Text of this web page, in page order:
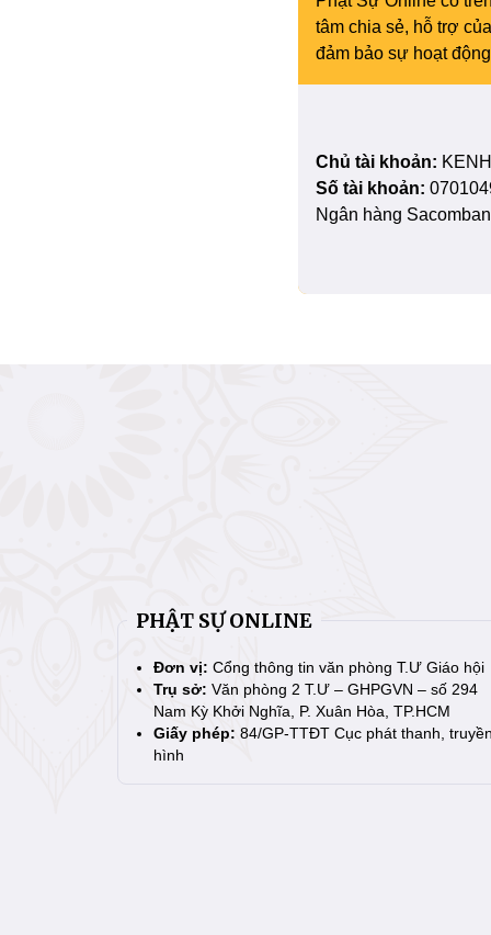
tâm chia sẻ, hỗ trợ
đảm bảo sự hoạt
Chủ tài khoản:
Số tài khoản:
Ngân hàng
PHẬT SỰ ONLINE
Đơn vị: Cổng thông tin văn phòng T.Ư Giáo hội
Trụ sở: Văn phòng 2 T.Ư – GHPGVN – số 294
Nam Kỳ Khởi Nghĩa, P. Xuân Hòa, TP.HCM
Giấy phép: 84/GP-TTĐT Cục phát thanh, truyền
hình